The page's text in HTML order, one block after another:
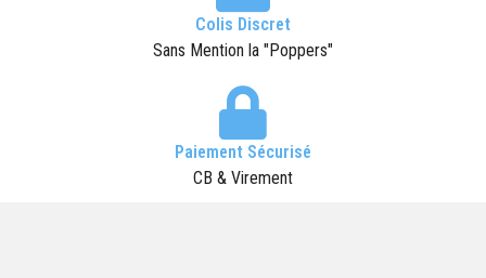
Colis Discret
Sans Mention la "Poppers"
Paiement Sécurisé
CB & Virement